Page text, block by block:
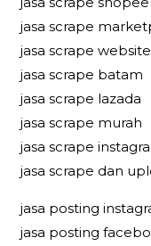
jasa scrape
jasa scrape website
jasa scrape batam
jasa scrape lazada
jasa scrape murah
jasa scrape
jasa scrape dan
jasa posting
jasa posting